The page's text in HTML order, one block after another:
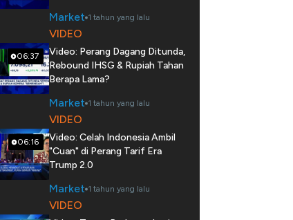
Market 1 tahun yang lalu
06:37
VIDEO
Video: Perang Dagang Ditunda,
Rebound IHSG & Rupiah Tahan
Berapa Lama?
Market 1 tahun yang lalu
06:16
VIDEO
Video: Celah Indonesia Ambil
"Cuan" di Perang Tarif Era
Trump 2.0
Market 1 tahun yang lalu
VIDEO